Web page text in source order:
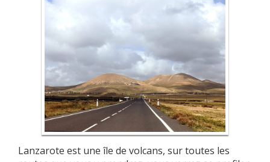
Lanzarote est une île de volcans, sur toutes les